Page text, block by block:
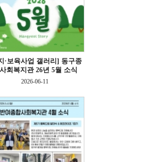
·보육사업 갤러리] 동구종
회복지관 26년 5월 소식
2026-06-11